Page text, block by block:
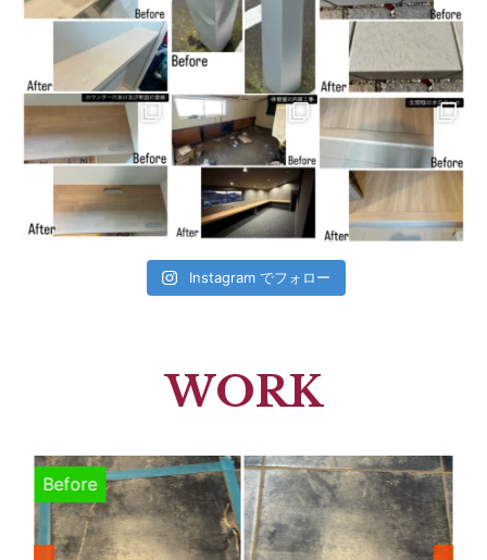
Instagram でフォロー
WORK
Before